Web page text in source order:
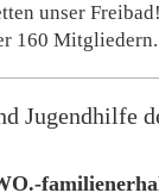
unser
160 Mitgliedern.
Jugendhilfe